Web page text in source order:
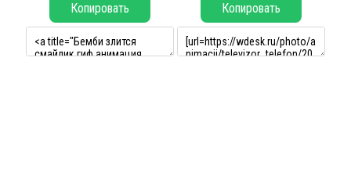
Копировать Копировать